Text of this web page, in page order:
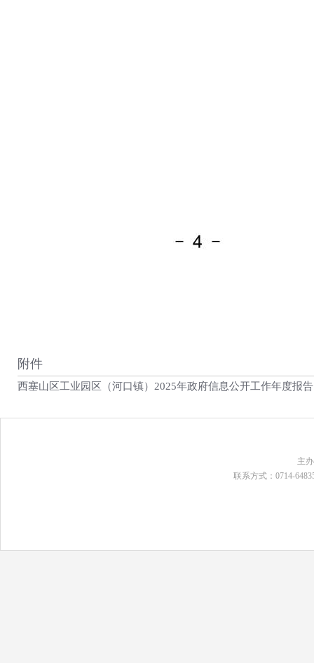
附件
西塞山区工业园区（河口镇）2025年政府信息公开工作年度报
主
联系方式：0714-